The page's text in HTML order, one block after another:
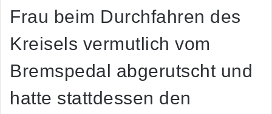
Frau beim Durchfahren des
Kreisels vermutlich vom
Bremspedal abgerutscht und
hatte stattdessen den